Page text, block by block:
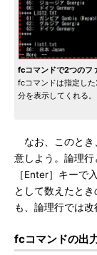
fcコマンドで2つのフ
fcコマンドは指定し
分を表示してくれる。
なお、このとき
意しよう。論理行
［Enter］キーで
として数えたと
も、論理行では改
fcコマンドの出